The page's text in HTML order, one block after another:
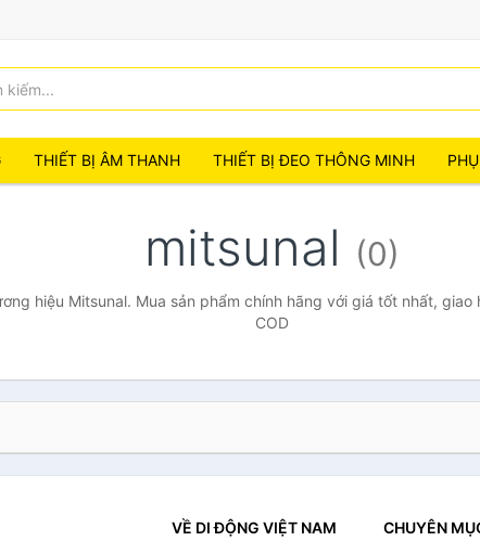
THIẾT BỊ ÂM THANH THIẾT BỊ ĐEO THÔNG MINH
mitsunal (0)
hiệu Mitsunal. Mua sản phẩm chính hãng với giá tốt nhất, giao
COD
VỀ DI ĐỘNG VIỆT NAM CHUYÊN